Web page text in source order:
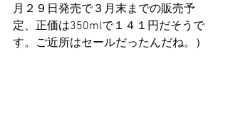
月２９日発売で３月末までの販売予
定、正価は350mlで１４１円だそうで
す。ご近所はセールだったんだね。）